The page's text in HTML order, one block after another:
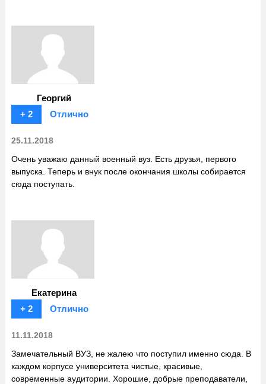
Георгий
+ 2
Отлично
25.11.2018
Очень уважаю данный военный вуз. Есть друзья, первого
выпуска. Теперь и внук после окончания школы собирается
сюда поступать.
Екатерина
+ 2
Отлично
11.11.2018
Замечательный ВУЗ, не жалею что поступил именно сюда. В
каждом корпусе университета чистые, красивые,
современные аудитории. Хорошие, добрые преподаватели,